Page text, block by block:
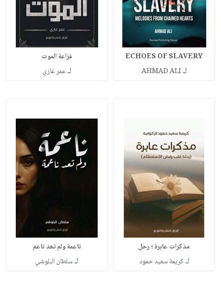
ECHOES OF SLAVERY
لـAHMAD ALI
فزاعة الموت
لـعمر غازي
مذكرات عابرة ؛ رحل
لـكريمة سعيد حمود
ناعمة ولم تعد ناعم
لـسلطان البلوشي